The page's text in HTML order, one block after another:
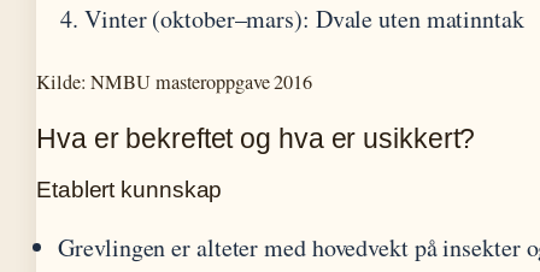
Vinter (oktober–mars): Dvale uten matinntak
Kilde: NMBU masteroppgave 2016
Hva er bekreftet og hva er usikkert?
Etablert kunnskap
Grevlingen er alteter med hovedvekt på insekter